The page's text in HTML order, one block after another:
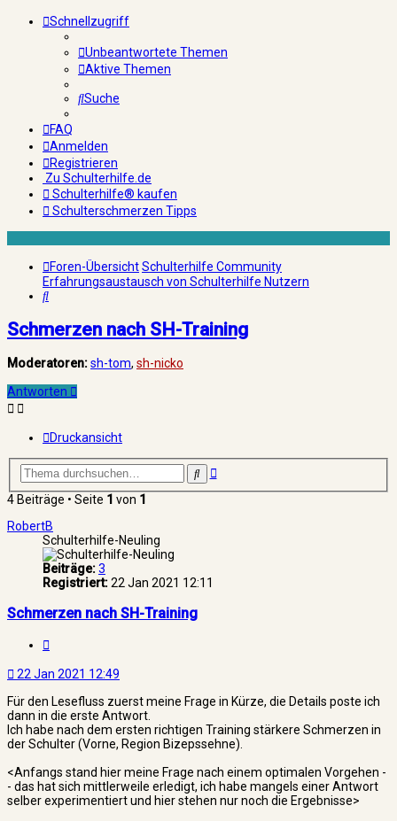
Schnellzugriff
Unbeantwortete Themen
Aktive Themen
Suche
FAQ
Anmelden
Registrieren
Zu Schulterhilfe.de
Schulterhilfe® kaufen
Schulterschmerzen Tipps
Foren-ÜbersichtSchulterhilfe Community
Erfahrungsaustausch von Schulterhilfe Nutzern
Suche
Schmerzen nach SH-Training
Moderatoren:sh-tom, sh-nicko
Antworten
Druckansicht
SucheErweiterte
4 Beiträge • Seite 1 von 1
RobertB
Schulterhilfe-Neuling
Beiträge:3
Registriert:22 Jan 2021 12:11
Schmerzen nach SH-Training
22 Jan 2021 12:49
Für den Lesefluss zuerst meine Frage in Kürze, die Details poste ich
dann in die erste Antwort.
Ich habe nach dem ersten richtigen Training stärkere Schmerzen in
der Schulter (Vorne, Region Bizepssehne).
<Anfangs stand hier meine Frage nach einem optimalen Vorgehen -
- das hat sich mittlerweile erledigt, ich habe mangels einer Antwort
selber experimentiert und hier stehen nur noch die Ergebnisse>